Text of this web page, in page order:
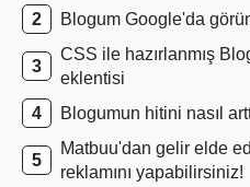
Blogum Google'da
CSS ile hazırlanmış
eklentisi
Blogumun hitini nasıl
Matbuu'dan gelir elde
reklamını yapabilirsiniz!